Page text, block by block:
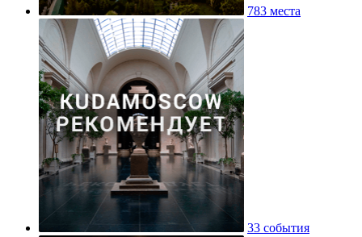
783 места
33 события